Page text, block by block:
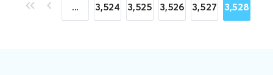
« « ... 3,524 3,525 3,526 3,527 3,528